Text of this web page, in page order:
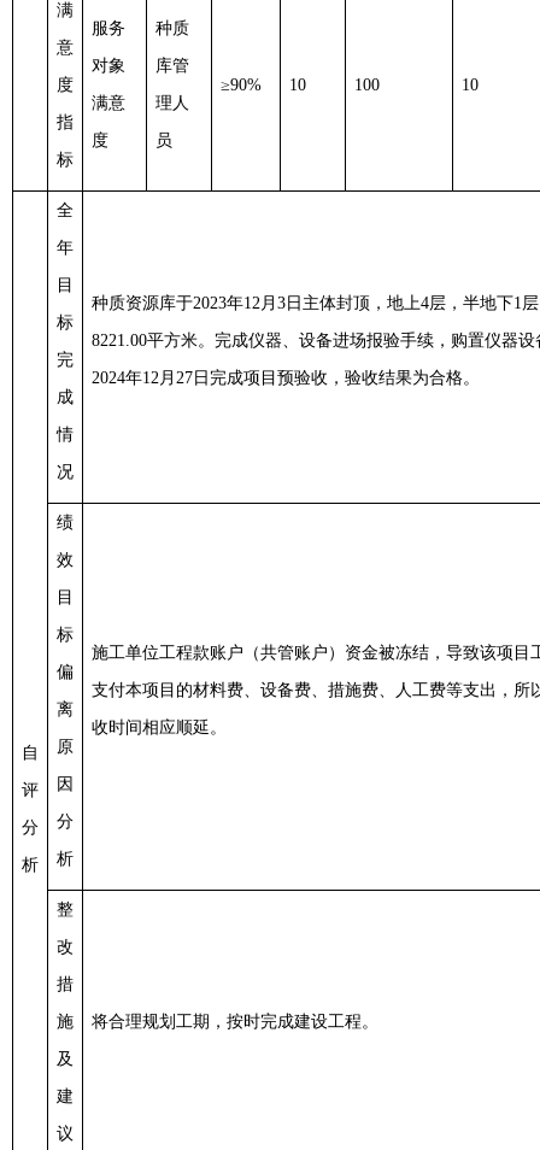
满
意
度
指
标
服务
对象
满意
度
种质
库管
理人
员
≥90% 10 100 10
自
评
分
析
全
年
目
标
完
成
情
况
种质资源库于2023年12月3日主体封顶，地上4层，半地下1
8221.00平方米。完成仪器、设备进场报验手续，购置仪器设
2024年12月27日完成项目预验收，验收结果为合格。
绩
效
目
标
偏
离
原
因
分
析
施工单位工程款账户（共管账户）资金被冻结，导致该项目
支付本项目的材料费、设备费、措施费、人工费等支出，所
收时间相应顺延。
整
改
措
施
及
建
议
将合理规划工期，按时完成建设工程。